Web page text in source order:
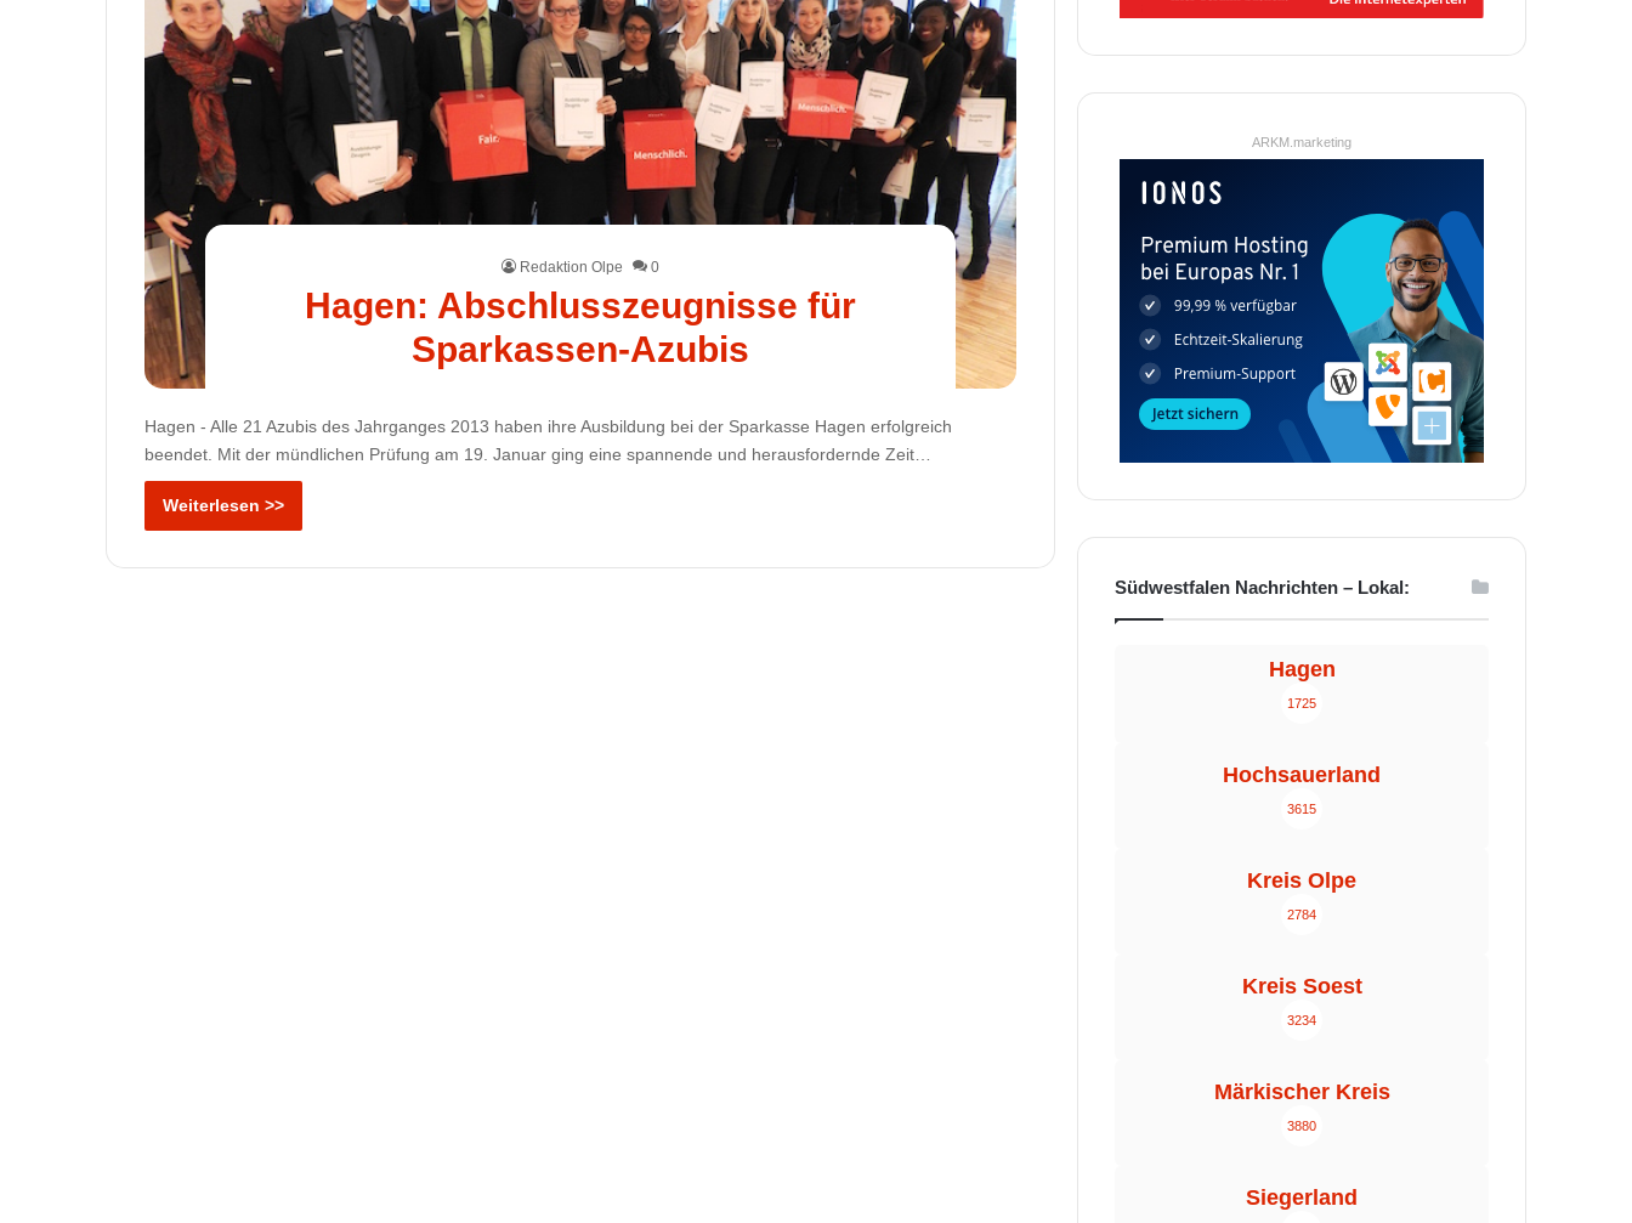
Redaktion Olpe 0
Hagen: Abschlusszeugnisse für
Sparkassen-Azubis
Hagen - Alle 21 Azubis des Jahrganges 2013 haben ihre Ausbildung bei der Sparkasse Hagen erfolgreich
beendet. Mit der mündlichen Prüfung am 19. Januar ging eine spannende und herausfordernde Zeit…
Weiterlesen >>
ARKM.marketing
Südwestfalen Nachrichten – Lokal:
Hagen
1725
Hochsauerland
3615
Kreis Olpe
2784
Kreis Soest
3234
Märkischer Kreis
3880
Siegerland